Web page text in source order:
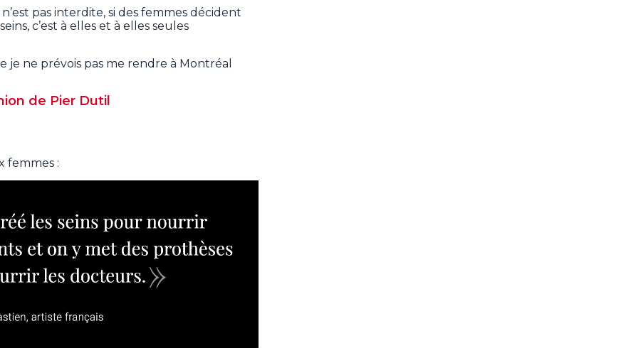
pas interdite, si des femmes décident
c’est à elles et à elles seules
ne prévois pas me rendre à Montréal
de Pier Dutil
femmes :